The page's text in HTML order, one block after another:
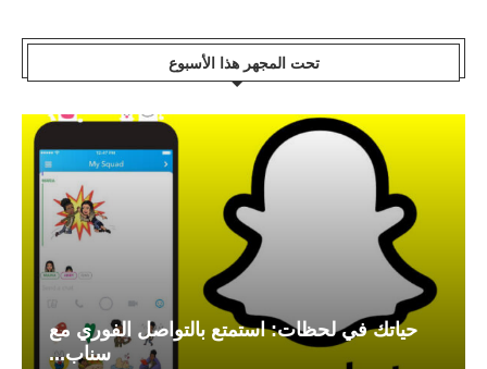
تحت المجهر هذا الأسبوع
حياتك في لحظات: استمتع بالتواصل الفوري مع
سناب...